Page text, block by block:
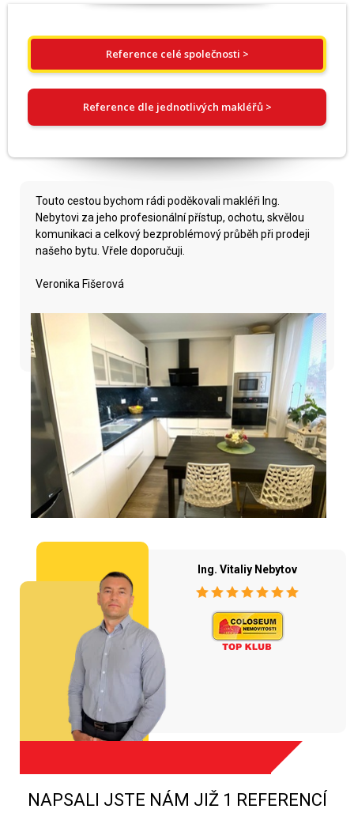
Reference celé společnosti >
Reference dle jednotlivých makléřů >
Touto cestou bychom rádi poděkovali makléři Ing.
Nebytovi za jeho profesionální přístup, ochotu, skvělou
komunikaci a celkový bezproblémový průběh při prodeji
našeho bytu. Vřele doporučuji.
Veronika Fišerová
Ing. Vitaliy Nebytov
NAPSALI JSTE NÁM JIŽ 1 REFERENCÍ